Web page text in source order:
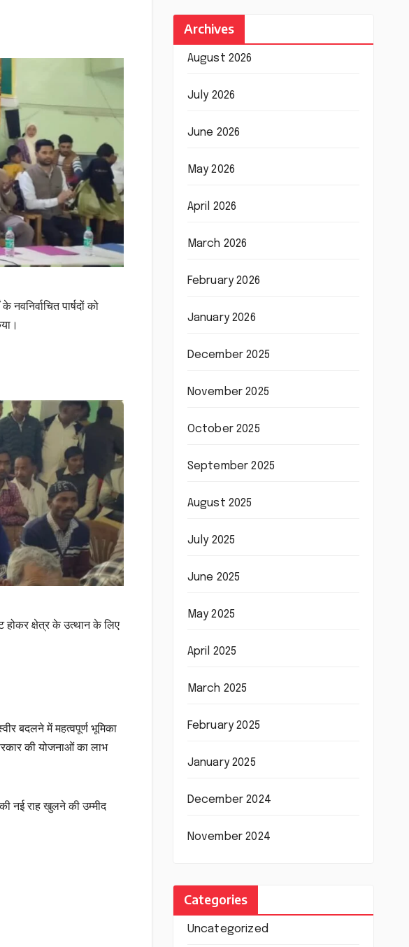
पार्षदों को
होकर क्षेत्र के उत्थान के लिए
बदलने में महत्वपूर्ण भूमिका
की योजनाओं का लाभ
नई राह खुलने की उम्मीद
Archives
August 2026
July 2026
June 2026
May 2026
April 2026
March 2026
February 2026
January 2026
December 2025
November 2025
October 2025
September 2025
August 2025
July 2025
June 2025
May 2025
April 2025
March 2025
February 2025
January 2025
December 2024
November 2024
Categories
Uncategorized